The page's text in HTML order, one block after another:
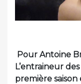
Pour Antoine
L’entraineur
première